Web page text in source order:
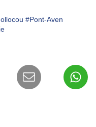
#Pont-Aven